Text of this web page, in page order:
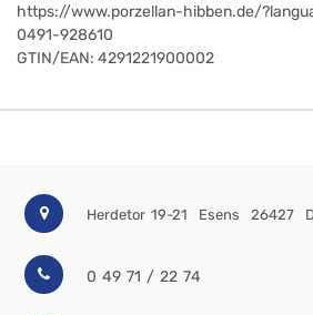
https://www.porzellan-hibben.de/
0491-928610
GTIN/EAN: 4291221900002
Herdetor 19-21 Esens 26427
0 49 71 / 22 74